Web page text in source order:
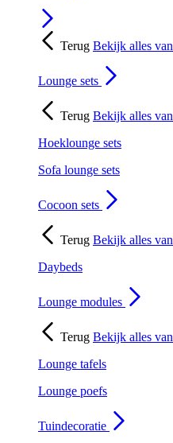
Terug Bekijk alles van
Lounge sets
Terug Bekijk alles van
Hoeklounge sets
Sofa lounge sets
Cocoon sets
Terug Bekijk alles van
Daybeds
Lounge modules
Terug Bekijk alles van
Lounge tafels
Lounge poefs
Tuindecoratie